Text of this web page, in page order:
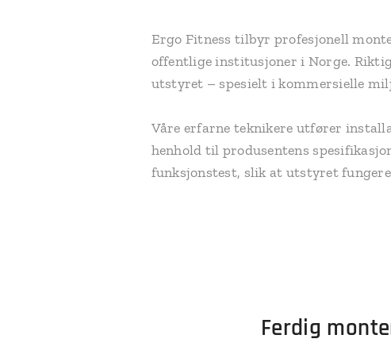
Ergo Fitness tilbyr profesjonell
offentlige institusjoner i Norge.
utstyret – spesielt i kommersielle
Våre erfarne teknikere utfører
henhold til produsentens
funksjonstest, slik at utstyret
Ferdig